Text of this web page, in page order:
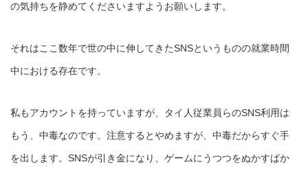
の気持ちを静めてくださいますようお願いします。
それはここ数年で世の中に伸してきたSNSというものの就業時間
中における存在です。
私もアカウントを持っていますが、タイ人従業員らのSNS利用は
もう、中毒なのです。注意するとやめますが、中毒だからすぐ手
を出します。SNSが引き金になり、ゲームにうつつをぬかすばか